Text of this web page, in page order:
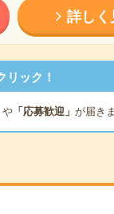
詳しく
ック！
や「応募歓迎」 が届き